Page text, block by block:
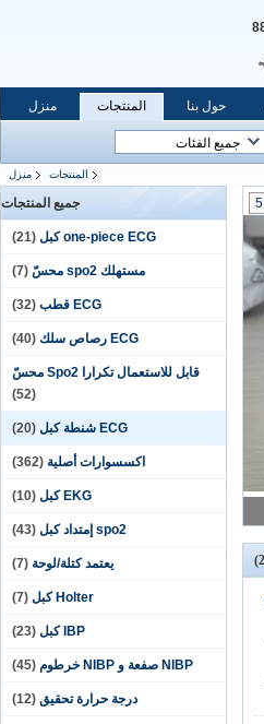
منزل المنتجات حول بنا
منزل المنتجات
جميع المنتجات
one-piece ECG كبل (21)
مستهلك spo2 محسّ (7)
ECG قطب (32)
ECG رصاص سلك (40)
قابل للاستعمال تكرارا Spo2 محسّ
(52)
ECG شنطة كبل (20)
اكسسوارات أصلية (362)
EKG كبل (10)
spo2 إمتداد كبل (43)
يعتمد كتلة/لوحة (7)
Holter كبل (7)
IBP كبل (23)
NIBP صفعة و NIBP خرطوم (45)
درجة حرارة تحقيق (12)
5